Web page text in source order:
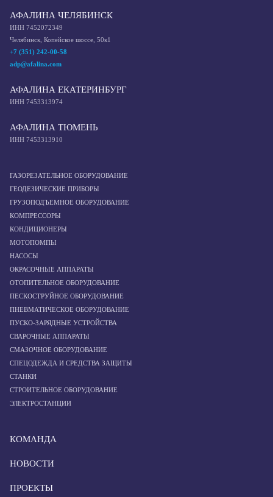
АФАЛИНА ЧЕЛЯБИНСК
ИНН 7452072349
Челябинск, Копейское шоссе, 50к1
+7 (351) 242-00-58
adp@afalina.com
АФАЛИНА ЕКАТЕРИНБУРГ
ИНН 7453313974
АФАЛИНА ТЮМЕНЬ
ИНН 7453313910
ГАЗОРЕЗАТЕЛЬНОЕ ОБОРУДОВАНИЕ
ГЕОДЕЗИЧЕСКИЕ ПРИБОРЫ
ГРУЗОПОДЪЕМНОЕ ОБОРУДОВАНИЕ
КОМПРЕССОРЫ
КОНДИЦИОНЕРЫ
МОТОПОМПЫ
НАСОСЫ
ОКРАСОЧНЫЕ АППАРАТЫ
ОТОПИТЕЛЬНОЕ ОБОРУДОВАНИЕ
ПЕСКОСТРУЙНОЕ ОБОРУДОВАНИЕ
ПНЕВМАТИЧЕСКОЕ ОБОРУДОВАНИЕ
ПУСКО-ЗАРЯДНЫЕ УСТРОЙСТВА
СВАРОЧНЫЕ АППАРАТЫ
СМАЗОЧНОЕ ОБОРУДОВАНИЕ
СПЕЦОДЕЖДА И СРЕДСТВА ЗАЩИТЫ
СТАНКИ
СТРОИТЕЛЬНОЕ ОБОРУДОВАНИЕ
ЭЛЕКТРОСТАНЦИИ
КОМАНДА
НОВОСТИ
ПРОЕКТЫ